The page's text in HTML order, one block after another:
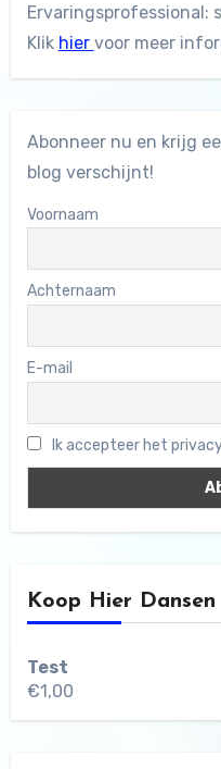
Ervaringsprofessional:
Klik hier voor meer
Abonneer nu en krijg
blog verschijnt!
Voornaam
Achternaam
E-mail
Ik accepteer het
Koop Hier Dansen
Test
€1,00